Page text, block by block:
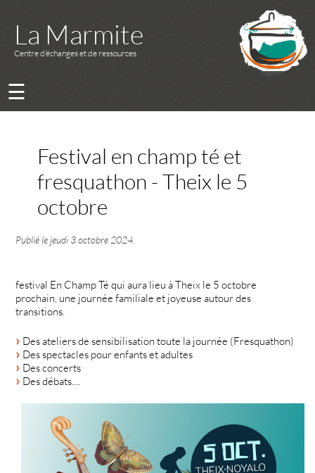
La Marmite
Centre d’échanges et de ressources
☰
Festival en champ té et
fresquathon - Theix le 5
octobre
Publié le jeudi 3 octobre 2024
festival En Champ Té qui aura lieu à Theix le 5 octobre
prochain, une journée familiale et joyeuse autour des
transitions.
Des ateliers de sensibilisation toute la journée (Fresquathon)
Des spectacles pour enfants et adultes
Des concerts
Des débats....